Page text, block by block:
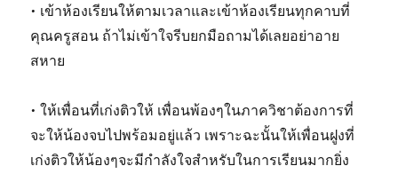
• เข้าห้องเรียนให้ตามเวลาและเข้าห้องเรียนทุกคาบที่
คุณครูสอน ถ้าไม่เข้าใจรีบยกมือถามได้เลยอย่าอาย
สหาย
• ให้เพื่อนที่เก่งติวให้ เพื่อนพ้องๆในภาควิชาต้องการที่
จะให้น้องจบไปพร้อมอยู่แล้ว เพราะฉะนั้นให้เพื่อนฝูงที่
เก่งติวให้น้องๆจะมีกำลังใจสำหรับในการเรียนมากยิ่ง